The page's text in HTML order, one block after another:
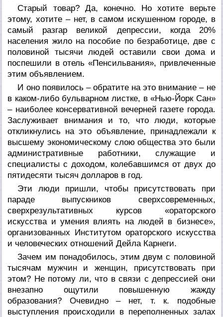
Старый товар? Да, конечно. Но хотите верьте
этому, хотите – нет, в самом искушенном городе, в
самый разгар великой депрессии, когда 20%
населения жило на пособие по безработице, две с
половиной тысячи людей оставили свои дома и
поспешили в отель «Пенсильвания», привлеченные
этим объявлением.
И оно появилось – обратите на это внимание – не
в каком-либо бульварном листке, в «Нью-Йорк Сан»
– наиболее консервативной вечерней газете города.
Заслуживает внимания и то, что люди, которые
откликнулись на это объявление, принадлежали к
высшему экономическому слою общества это были
административные работники, служащие и
специалисты с доходом, колебавшимся от двух до
пятидесяти тысяч долларов в год.
Эти люди пришли, чтобы присутствовать при
параде выпускников сверхсовременных,
сверхрезультативных курсов «ораторского
искусства и умения влиять на людей в бизнесе»,
организованных Институтом ораторского искусства
и человеческих отношений Дейла Карнеги.
Зачем им понадобилось, этим двум с половиной
тысячам мужчин и женщин, присутствовать при
этом? Не потому ли, что в связи с депрессией они
внезапно ощутили повышенную жажду
образования? Очевидно – нет, т. к. подобные
выступления происходили в переполненных залах